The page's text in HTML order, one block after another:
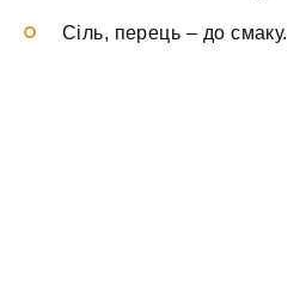
Сіль, перець – до смаку.